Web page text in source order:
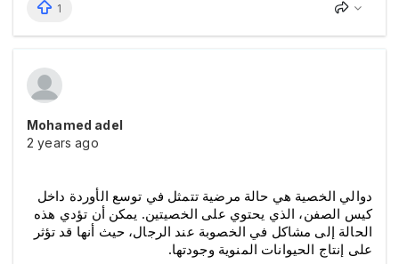
1
Mohamed adel
2 years ago
على إنتاج الحيوانات المنوية وجودتها.